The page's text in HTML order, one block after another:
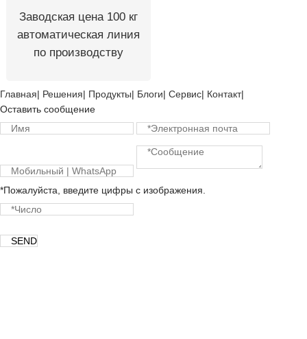
Заводская цена 100 кг
автоматическая линия
по производству
Главная| Решения| Продукты| Блоги| Сервис| Контакт|
Оставить сообщение
*Пожалуйста, введите цифры с изображения.